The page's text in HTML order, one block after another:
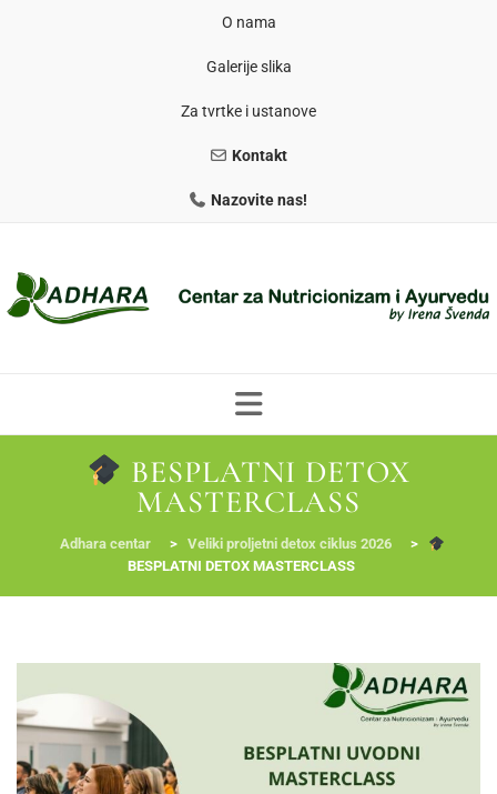
O nama
Galerije slika
Za tvrtke i ustanove
Kontakt
Nazovite nas!
PROGRAMI PREHRANE PRIRODNO MRŠAVLJENJE
BESPLATNI DETOX
MASTERCLASS
Adhara centar > Veliki proljetni detox ciklus 2026
>
BESPLATNI DETOX MASTERCLASS